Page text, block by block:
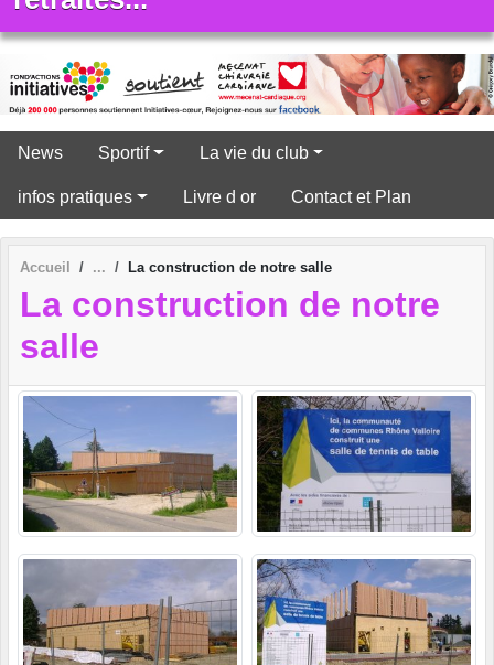
News Sportif La vie du club
infos pratiques Livre d or Contact et Plan
Accueil La construction de notre salle
La construction de notre
salle